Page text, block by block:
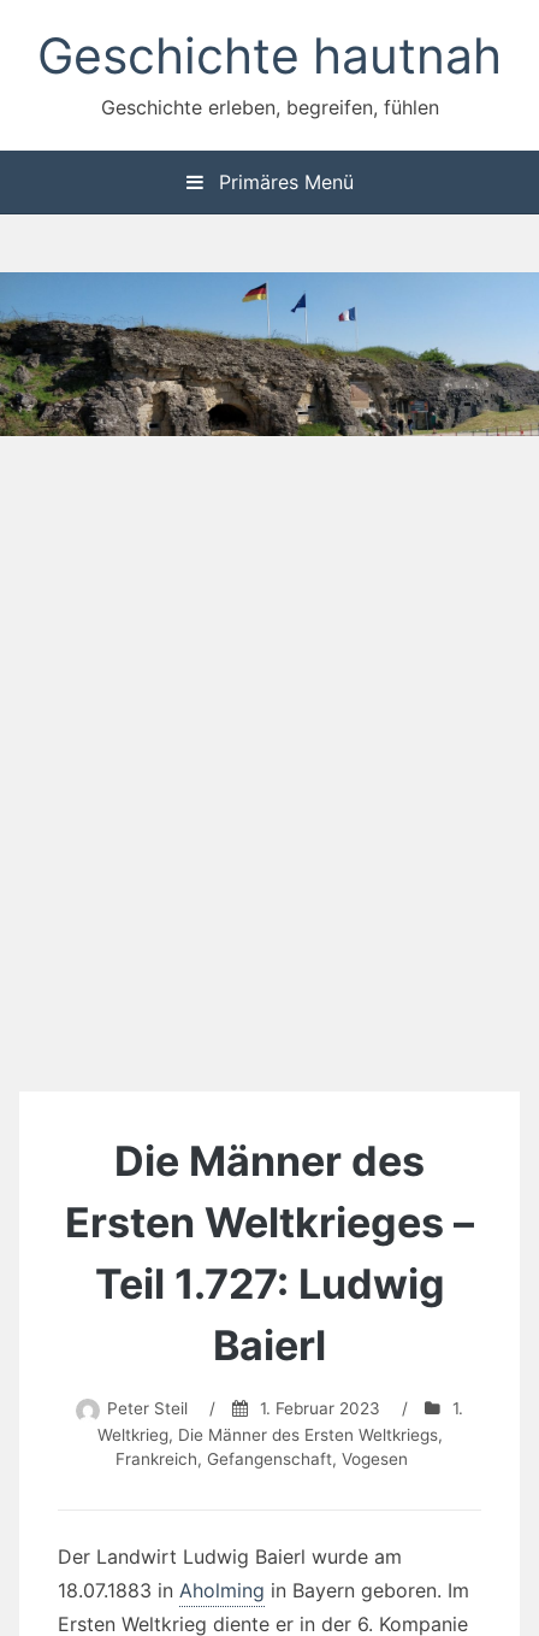
Inhalt
springenGeschichte hautnah
Geschichte erleben, begreifen, fühlen
Primäres Menü
Die Männer des
Ersten Weltkrieges –
Teil 1.727: Ludwig
Baierl
Peter Steil / 1. Februar 2023 /
1.
Weltkrieg, Die Männer des Ersten Weltkriegs,
Frankreich, Gefangenschaft, Vogesen
Der Landwirt Ludwig Baierl wurde am
18.07.1883 in Aholming in Bayern geboren. Im
Ersten Weltkrieg diente er in der 6. Kompanie